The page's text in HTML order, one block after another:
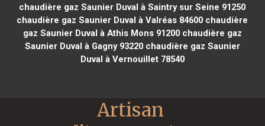
chaudière gaz Saunier Duval à Saintry sur Seine 91250
chaudière gaz Saunier Duval à Valréas 84600 chaudière
gaz Saunier Duval à Athis Mons 91200chaudière gaz
Saunier Duval à Gagny 93220chaudière gaz Saunier
Duval à Vernouillet 78540
Artisan